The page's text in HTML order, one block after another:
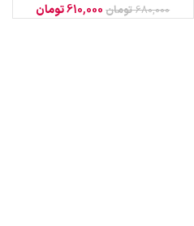
680,000 تومان 610,000تومان